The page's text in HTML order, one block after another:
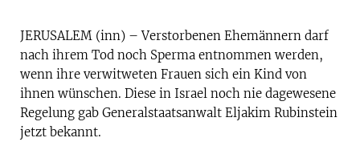
JERUSALEM (inn) – Verstorbenen Ehemännern darf
nach ihrem Tod noch Sperma entnommen werden,
wenn ihre verwitweten Frauen sich ein Kind von
ihnen wünschen. Diese in Israel noch nie dagewesene
Regelung gab Generalstaatsanwalt Eljakim Rubinstein
jetzt bekannt.